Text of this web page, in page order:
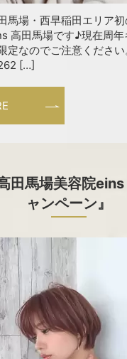
馬場・西早稲田エリア
高田馬場です♪現在周
定なのでご注意くださ
[…]
田馬場美容院
ャンペーン』